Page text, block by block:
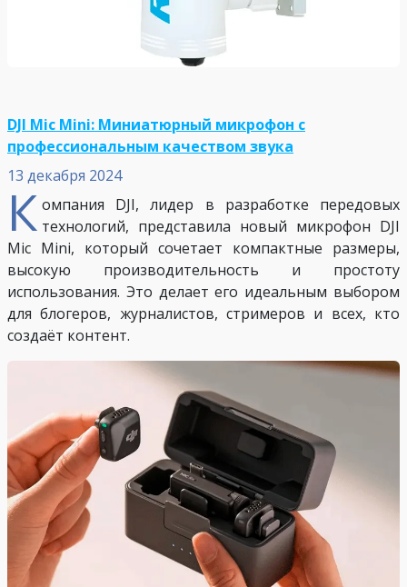
13 декабря 2024
DJI Mic Mini: Миниатюрный микрофон с
профессиональным качеством звука
К омпания DJI, лидер в разработке передовых
технологий, представила новый микрофон DJI
Mic Mini, который сочетает компактные размеры,
высокую производительность и простоту
использования. Это делает его идеальным выбором
для блогеров, журналистов, стримеров и всех, кто
создаёт контент.